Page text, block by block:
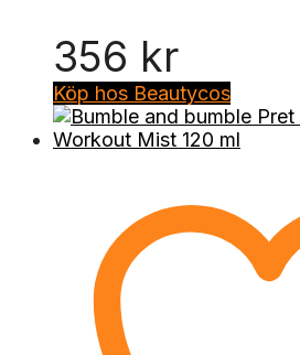
356 kr
Köp hos Beautycos